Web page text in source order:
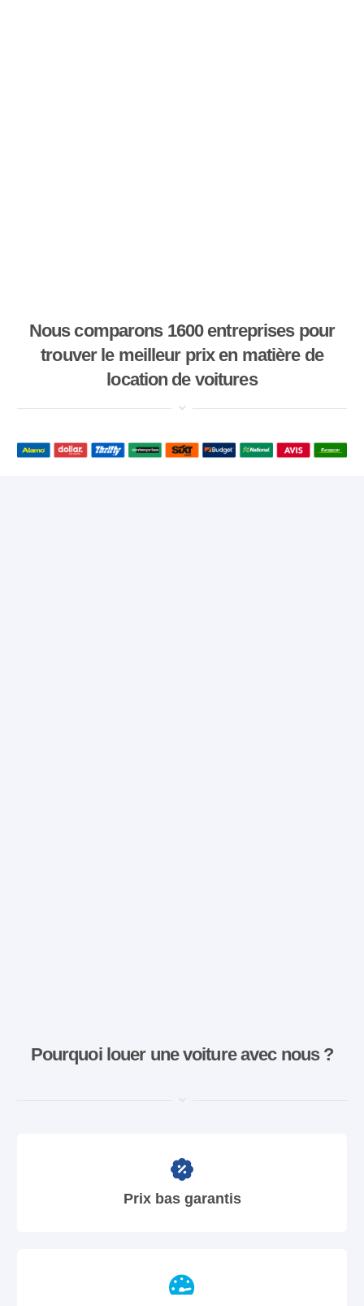
Nous comparons 1600 entreprises pour
trouver le meilleur prix en matière de
location de voitures
Pourquoi louer une voiture avec nous ?
Prix bas garantis